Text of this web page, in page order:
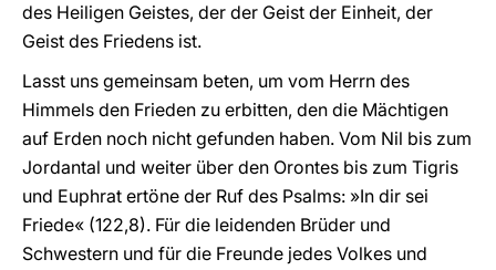
des Heiligen Geistes, der der Geist der Einheit, der
Geist des Friedens ist.
Lasst uns gemeinsam beten, um vom Herrn des
Himmels den Frieden zu erbitten, den die Mächtigen
auf Erden noch nicht gefunden haben. Vom Nil bis zum
Jordantal und weiter über den Orontes bis zum Tigris
und Euphrat ertöne der Ruf des Psalms: »In dir sei
Friede« (122,8). Für die leidenden Brüder und
Schwestern und für die Freunde jedes Volkes und